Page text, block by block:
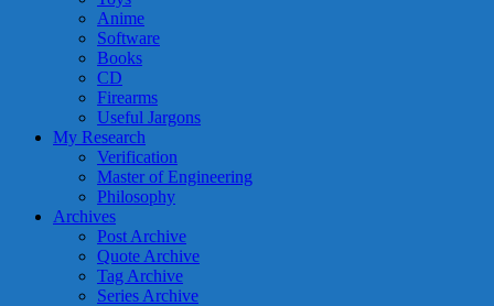
Anime
Software
Books
CD
Firearms
Useful Jargons
My Research
Verification
Master of Engineering
Philosophy
Archives
Post Archive
Quote Archive
Tag Archive
Series Archive